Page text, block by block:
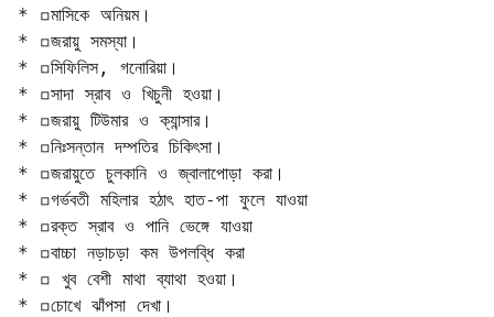
* ◽মাসিকে অনিয়ম।
* ◽জরায়ু সমস্যা।
* ◽সিফিলিস, গনোরিয়া।
* ◽সাদা স্রাব ও খিচুনী হওয়া।
* ◽জরায়ু টিউমার ও ক্যান্সার।
* ◽নিঃসন্তান দম্পতির চিকিৎসা।
* ◽জরায়ুতে চুলকানি ও জ্বালাপোড়া করা।
* ◽গর্ভবতী মহিলার হঠাৎ হাত-পা ফুলে যাওয়া
* ◽রক্ত স্রাব ও পানি ভেঙ্গে যাওয়া
* ◽বাচ্চা নড়াচড়া কম উপলব্ধি করা
* ◽ খুব বেশী মাথা ব্যাথা হওয়া।
* ◽চোখে ঝাঁপসা দেখা।